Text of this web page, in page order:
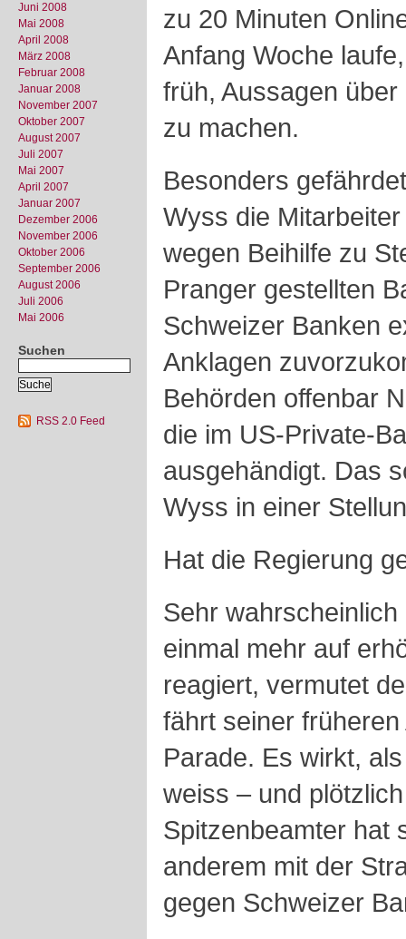
Juni 2008
Mai 2008
April 2008
März 2008
Februar 2008
Januar 2008
November 2007
Oktober 2007
August 2007
Juli 2007
Mai 2007
April 2007
Januar 2007
Dezember 2006
November 2006
Oktober 2006
September 2006
August 2006
Juli 2006
Mai 2006
Suchen
RSS 2.0 Feed
zu 20 Minuten
Anfang Woche
früh, Aussagen
zu machen.
Besonders
Wyss die
wegen Beihilfe zu
Pranger gestellten
Schweizer Banken
Anklagen
Behörden offenbar
die im US-Private-
ausgehändigt. Das
Wyss in einer
Hat die Regierung
Sehr
einmal mehr auf
reagiert, vermutet
fährt seiner
Parade. Es wirkt,
weiss – und
Spitzenbeamter hat
anderem mit der
gegen Schweizer